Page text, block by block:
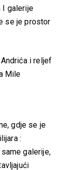
I galerije
se je prostor
i reljef
Mile
gdje se je
:
galerije,